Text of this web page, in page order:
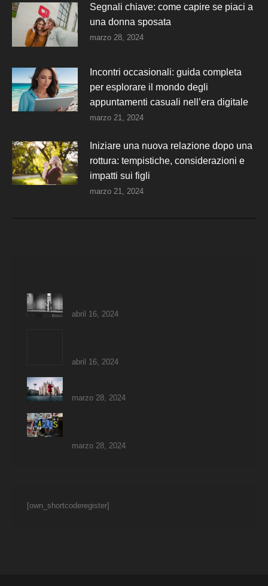
Segnali chiave: come capire se piaci a
una donna sposata
marzo 28, 2024
Incontri occasionali: guida completa
per esplorare il mondo degli
appuntamenti casuali nell’era digitale
marzo 21, 2024
Iniziare una nuova relazione dopo una
rottura: tempistiche, considerazioni e
impatti sui figli
marzo 21, 2024
abril 16, 2024
abril 16, 2024
marzo 28, 2024
marzo 28, 2024
[own_shortcoderegister]